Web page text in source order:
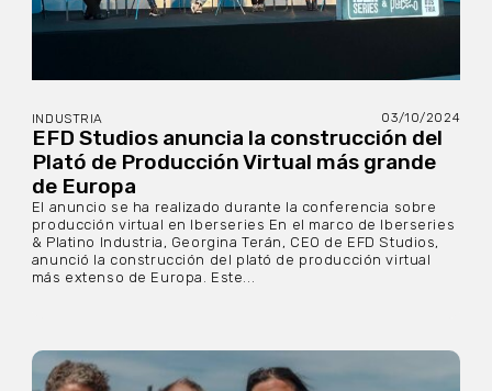
INDUSTRIA 03/10/2024
EFD Studios anuncia la construcción del
Plató de Producción Virtual más grande
de Europa
El anuncio se ha realizado durante la conferencia sobre
producción virtual en Iberseries En el marco de Iberseries
& Platino Industria, Georgina Terán, CEO de EFD Studios,
anunció la construcción del plató de producción virtual
más extenso de Europa. Este...